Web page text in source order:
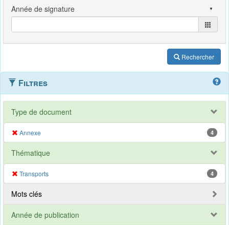
Rechercher
Filtres
Type de document
Annexe 4
Thématique
Transports 4
Mots clés
Année de publication